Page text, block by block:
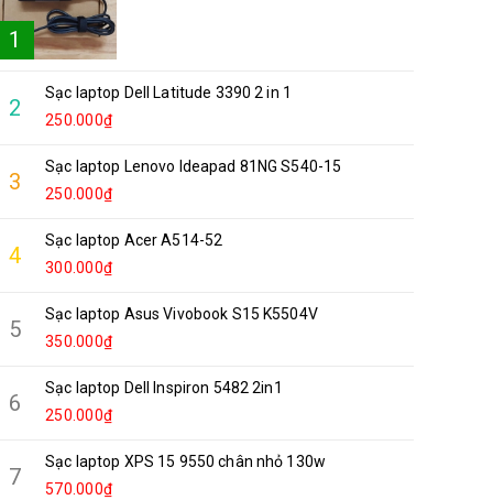
1
2
Sạc laptop Dell Latitude 3390 2 in 1
250.000₫
3
Sạc laptop Lenovo Ideapad 81NG S540-15
250.000₫
4
Sạc laptop Acer A514-52
300.000₫
5
Sạc laptop Asus Vivobook S15 K5504V
350.000₫
6
Sạc laptop Dell Inspiron 5482 2in1
250.000₫
7
Sạc laptop XPS 15 9550 chân nhỏ 130w
570.000₫